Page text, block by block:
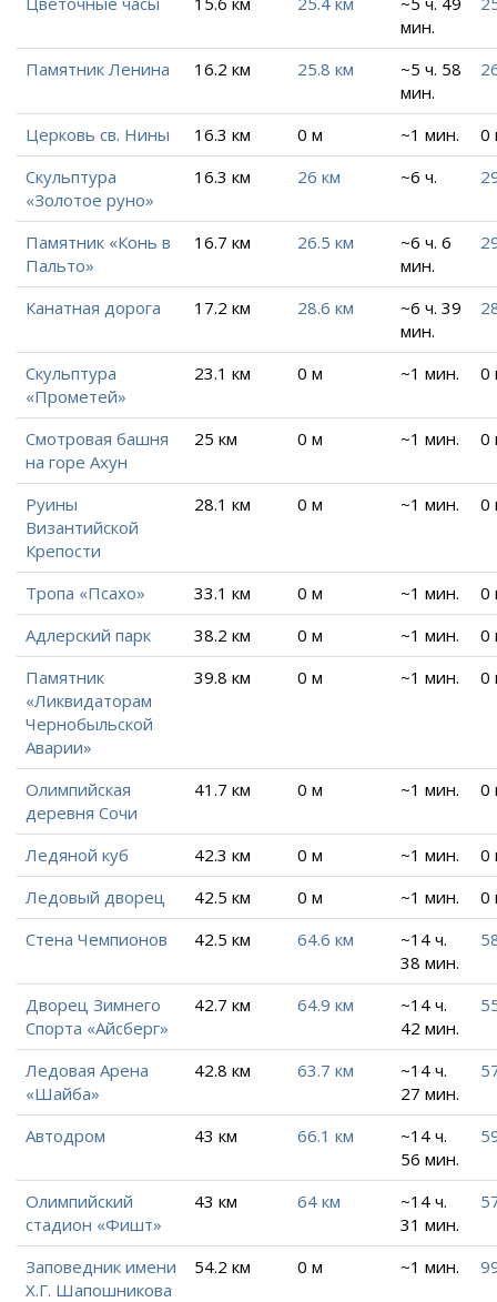
мин.
Памятник Ленина 16.2 км 25.8 км
~5 ч. 58
мин.
Церковь св. Нины 16.3 км 0 м ~1 мин.
0
Скульптура
«Золотое руно»
16.3 км 26 км ~6 ч.
Памятник «Конь в
Пальто»
16.7 км 26.5 км
~6 ч. 6
мин.
Канатная дорога 17.2 км 28.6 км
~6 ч. 39
мин.
Скульптура
«Прометей»
23.1 км 0 м ~1 мин. 0
Смотровая башня
на горе Ахун
25 км 0 м ~1 мин. 0
Руины
Византийской
Крепости
28.1 км 0 м ~1 мин. 0
Тропа «Псахо» 33.1 км 0 м ~1 мин.
0
Адлерский парк
38.2 км 0 м ~1 мин.
0
Памятник
«Ликвидаторам
Чернобыльской
Аварии»
39.8 км 0 м ~1 мин. 0
Олимпийская
деревня Сочи
41.7 км 0 м ~1 мин. 0
Ледяной куб 42.3 км 0 м ~1 мин.
0
Ледовый дворец
42.5 км 0 м ~1 мин.
0
Стена Чемпионов
42.5 км 64.6 км
~14 ч.
38 мин.
Дворец Зимнего
Спорта «Айсберг»
42.7 км 64.9 км
~14 ч.
42 мин.
Ледовая Арена
«Шайба»
42.8 км 63.7 км
~14 ч.
27 мин.
Автодром 43 км 66.1 км
~14 ч.
56 мин.
Олимпийский
стадион «Фишт»
43 км 64 км
~14 ч.
31 мин.
Заповедник имени
Х.Г. Шапошникова
54.2 км 0 м ~1 мин.